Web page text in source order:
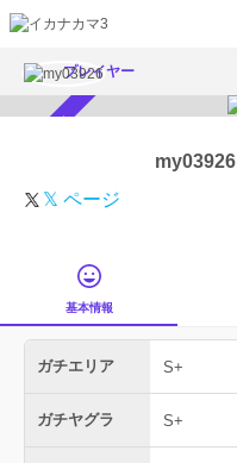
プレイヤー
my03926
𝕏 ページ
基本情報
ガチエリア S+
ガチヤグラ S+